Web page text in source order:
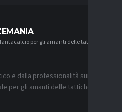
per gli amanti delle tattiche
e dalla professionalità sui
per gli amanti delle tattiche